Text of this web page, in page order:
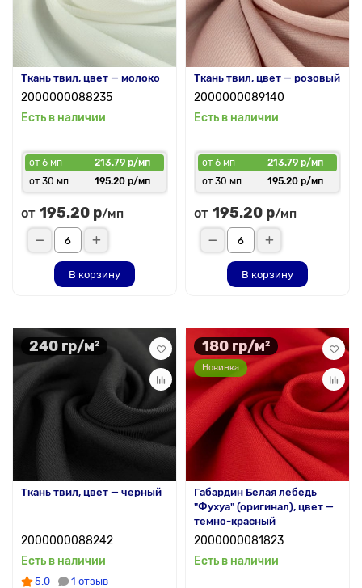
Ткань твил, цвет — молоко
2000000088235
Есть в наличии
от 6 мп
213.79 р/мп
от 30 мп
195.20 р/мп
от 195.20 р/мп
В корзину
Ткань твил, цвет — розовый
2000000089140
Есть в наличии
от 6 мп
213.79 р/мп
от 30 мп
195.20 р/мп
от 195.20 р/мп
В корзину
240 гр/м²
Ткань твил, цвет — черный
2000000088242
Есть в наличии
5.0 1 отзыв
180 гр/м²
Новинка
Габардин Белая лебедь
"Фухуа" (оригинал), цвет —
темно-красный
2000000081823
Есть в наличии